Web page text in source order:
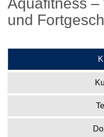
und